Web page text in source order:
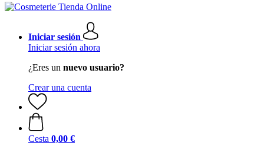
Iniciar sesión
Iniciar sesión ahora
¿Eres un nuevo usuario?
Crear una cuenta
Cesta 0,00 €